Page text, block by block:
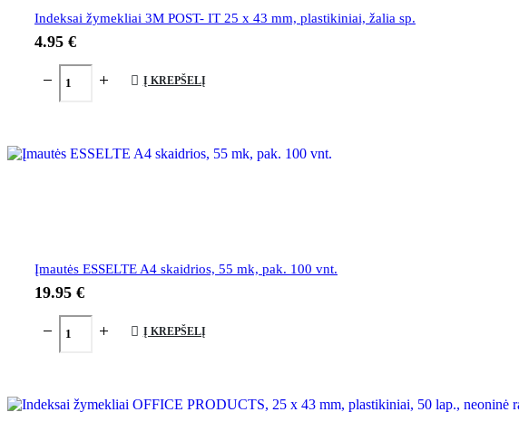
Indeksai žymekliai 3M POST- IT 25 x 43 mm, plastikiniai, žalia sp.
4.95 €
Į KREPŠELĮ
Įmautės ESSELTE A4 skaidrios, 55 mk, pak. 100 vnt.
19.95 €
Į KREPŠELĮ